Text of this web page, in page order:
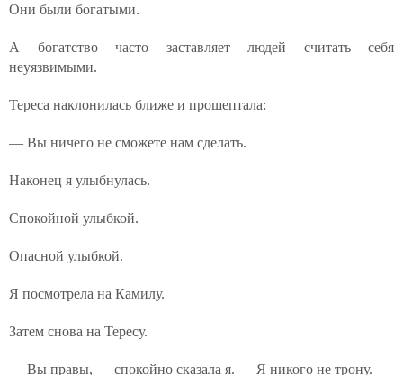
Они были богатыми.
А богатство часто заставляет людей считать себя
неуязвимыми.
Тереса наклонилась ближе и прошептала:
— Вы ничего не сможете нам сделать.
Наконец я улыбнулась.
Спокойной улыбкой.
Опасной улыбкой.
Я посмотрела на Камилу.
Затем снова на Тересу.
— Вы правы, — спокойно сказала я. — Я никого не трону.